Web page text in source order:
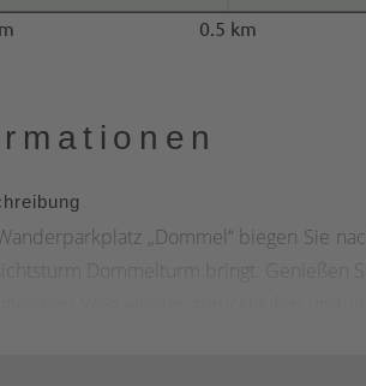
0.5 km
„Dommel“ biegen Sie
Dommelturm bringt. Genießen